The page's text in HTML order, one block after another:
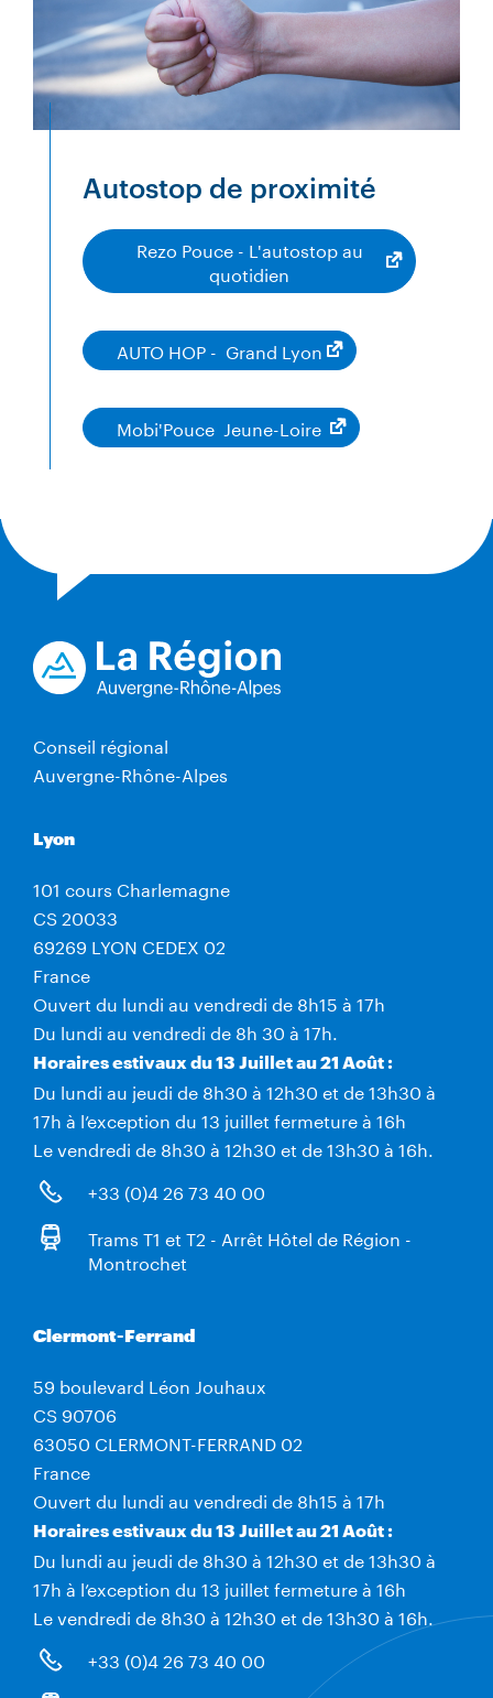
Autostop de proximité
Rezo Pouce - L'autostop au
quotidien
AUTO HOP - Grand Lyon
Mobi'Pouce Jeune-Loire
Conseil régional
Auvergne-Rhône-Alpes
Lyon
101 cours Charlemagne
CS 20033
69269 LYON CEDEX 02
France
Ouvert du lundi au vendredi de 8h15 à 17h
Du lundi au vendredi de 8h 30 à 17h.
Horaires estivaux du 13 Juillet au 21 Août :
Du lundi au jeudi de 8h30 à 12h30 et de 13h30 à
17h à l’exception du 13 juillet fermeture à 16h
Le vendredi de 8h30 à 12h30 et de 13h30 à 16h.
+33 (0)4 26 73 40 00
Trams T1 et T2 - Arrêt Hôtel de Région -
Montrochet
Clermont-Ferrand
59 boulevard Léon Jouhaux
CS 90706
63050 CLERMONT-FERRAND 02
France
Ouvert du lundi au vendredi de 8h15 à 17h
Horaires estivaux du 13 Juillet au 21 Août :
Du lundi au jeudi de 8h30 à 12h30 et de 13h30 à
17h à l’exception du 13 juillet fermeture à 16h
Le vendredi de 8h30 à 12h30 et de 13h30 à 16h.
+33 (0)4 26 73 40 00